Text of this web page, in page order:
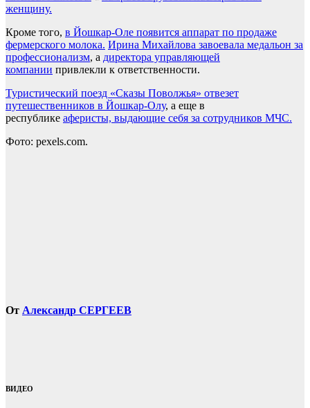
женщину.
Кроме того, в Йошкар-Оле появится аппарат по продаже
фермерского молока. Ирина Михайлова завоевала медальон за
профессионализм, а директора управляющей
компании привлекли к ответственности.
Туристический поезд «Сказы Поволжья» отвезет
путешественников в Йошкар-Олу, а еще в
республике аферисты, выдающие себя за сотрудников МЧС.
Фото: pexels.com.
От Александр СЕРГЕЕВ
ВИДЕО